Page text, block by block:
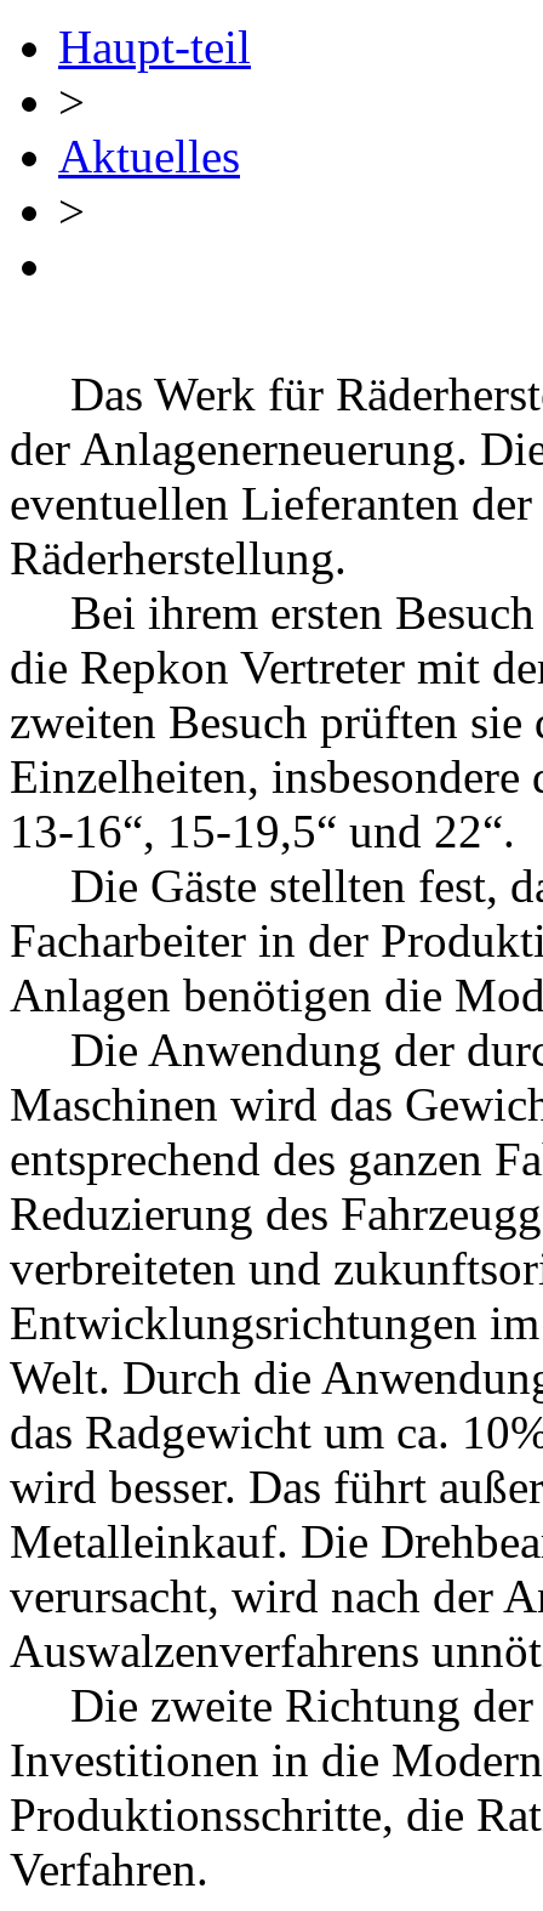
Haupt-teil
>
Aktuelles
>
Das Werk für
der Anlagenerneuerung.
eventuellen Lieferanten
Räderherstellung.
Bei ihrem ersten Besuch
die Repkon Vertreter mit
zweiten Besuch prüften
Einzelheiten,
13-16“, 15-19,5“ und 22“.
Die Gäste stellten fest,
Facharbeiter in der
Anlagen benötigen die
Die Anwendung der
Maschinen wird das
entsprechend des ganzen
Reduzierung des
verbreiteten und
Entwicklungsrichtungen
Welt. Durch die
das Radgewicht um ca.
wird besser. Das führt
Metalleinkauf. Die
verursacht, wird nach der
Auswalzenverfahrens
Die zweite Richtung der
Investitionen in die
Produktionsschritte, die
Verfahren.